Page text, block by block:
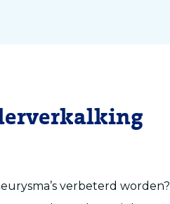
verbeterd worden?